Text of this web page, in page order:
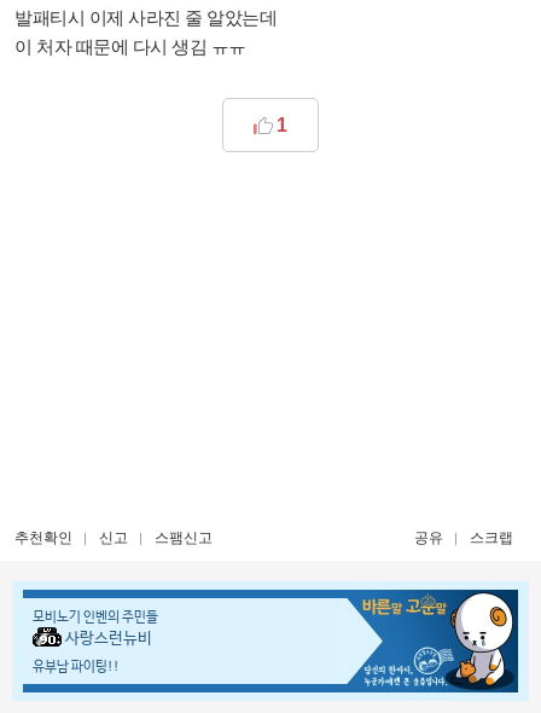
발패티시 이제 사라진 줄 알았는데
이 처자 때문에 다시 생김 ㅠㅠ
1
추천확인 신고 스팸신고 공유 스크랩
모비노기 인벤의 주민들
사랑스런뉴비
유부남 파이팅!!